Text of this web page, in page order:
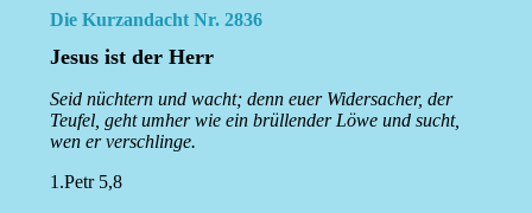
Die Kurzandacht Nr. 2836
Jesus ist der Herr
Seid nüchtern und wacht; denn euer Widersacher, der
Teufel, geht umher wie ein brüllender Löwe und sucht,
wen er verschlinge.
1.Petr 5,8